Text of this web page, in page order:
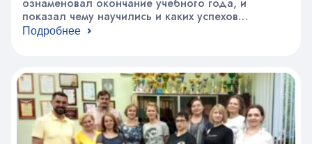
ознаменовал окончание учебного года, и
показал чему научились и каких успехов
добились участники коллектива за учебный год
групповые танцы, народная стилизация и
современная хореография, свободная пластика и
контемпорари – коллективу подвластны…
Подробнее